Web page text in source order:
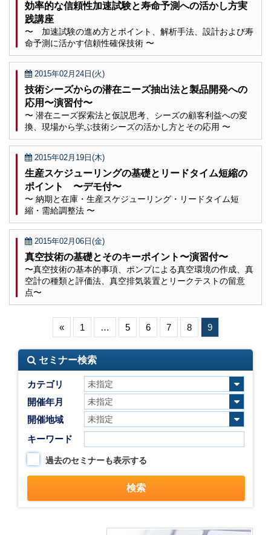
効率的な信頼性加速試験と寿命予測への活かし方実
践講座
〜 加速試験の進め方とポイント、解析手法、設計および寿
命予測に活かす信頼性確保技術 〜
2015年02月24日(火)
技術シーズからの潜在ニーズ抽出法と製品開発への
応用〜演習付〜
〜 潜在ニーズ探索法と仮説思考、シーズの顧客利益への変
換、現場から学ぶ技術シーズの活かし方とその応用 〜
2015年02月19日(木)
生産スケジューリングの基礎とリードタイム短縮の
ポイント 〜デモ付〜
〜 納期と在庫・生産スケジューリング・リードタイム短
縮・需給調整法 〜
2015年02月06日(金)
真空技術の基礎とそのキーポイント〜演習付〜
〜真空技術の基本的事項、ポンプによる真空環境の作成、真
空計の種類と評価法、真空排気装置とリークテストの留意
点〜
« 1 … 5 6 7 8 9
セミナー検索
カテゴリ
開催年月
開催地域
キーワード
過去のセミナーも表示する